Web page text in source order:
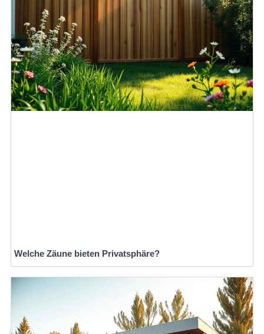
Welche Zäune bieten Privatsphäre?